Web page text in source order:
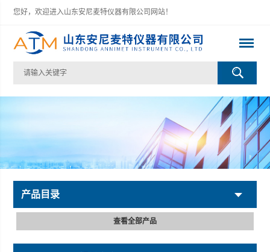
您好，欢迎进入山东安尼麦特仪器有限公司网站！
产品目录
查看全部产品